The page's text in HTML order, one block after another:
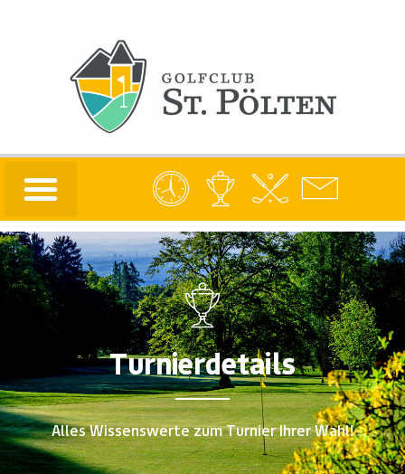
Turnierdetails
Alles Wissenswerte zum Turnier Ihrer Wahl!